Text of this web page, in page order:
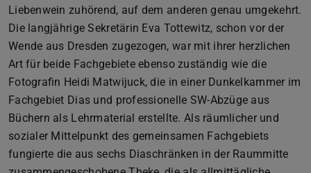
Liebenwein zuhörend, auf dem anderen genau umgekehrt.
Die langjährige Sekretärin Eva Tottewitz, schon vor der
Wende aus Dresden zugezogen, war mit ihrer herzlichen
Art für beide Fachgebiete ebenso zuständig wie die
Fotografin Heidi Matwijuck, die in einer Dunkelkammer im
Fachgebiet Dias und professionelle SW-Abzüge aus
Büchern als Lehrmaterial erstellte. Als räumlicher und
sozialer Mittelpunkt des gemeinsamen Fachgebiets
fungierte die aus sechs Diaschränken in der Raummitte